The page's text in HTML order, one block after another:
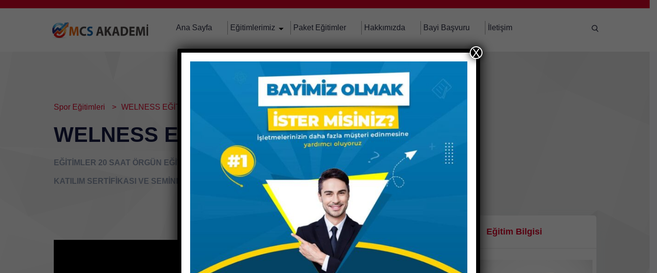
Ana Sayfa Eğitimlerimiz Paket Eğitimler Hakkımızda Bayi Başvuru İletişim
Spor Eğitimleri WELNESS EĞİTİMİ
WELNESS EĞİTİMİ
EĞİTİMLER 20 SAAT ÖRGÜN EĞİTİM OLARAK SUNULMAKTADIR.
KATILIM SERTİFİKASI VE SEMİNER SERTİFİKASI OLARAK VERİLMEKTEDİR.
Eğitim Bilgisi
X